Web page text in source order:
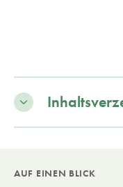
AUF EINEN BLICK